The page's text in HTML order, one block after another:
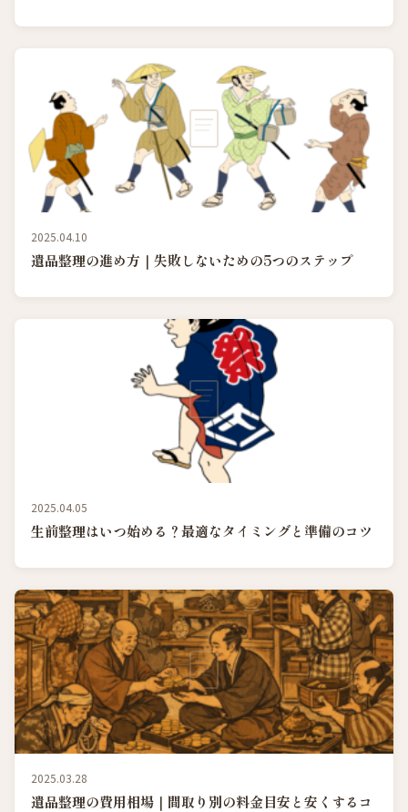
2025.04.10
遺品整理の進め方｜失敗しないための5つのステップ
2025.04.05
生前整理はいつ始める？最適なタイミングと準備のコツ
2025.03.28
遺品整理の費用相場｜間取り別の料金目安と安くするコ